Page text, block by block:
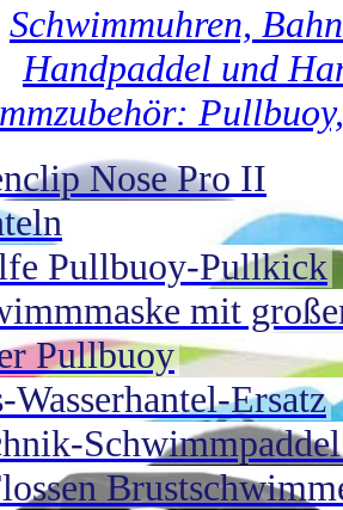
Schwimmuhren,
Handpaddel und
Nose Pro II
Pullbuoy-Pullkick
mit
Pullbuoy
Wasserhantel-Ersatz